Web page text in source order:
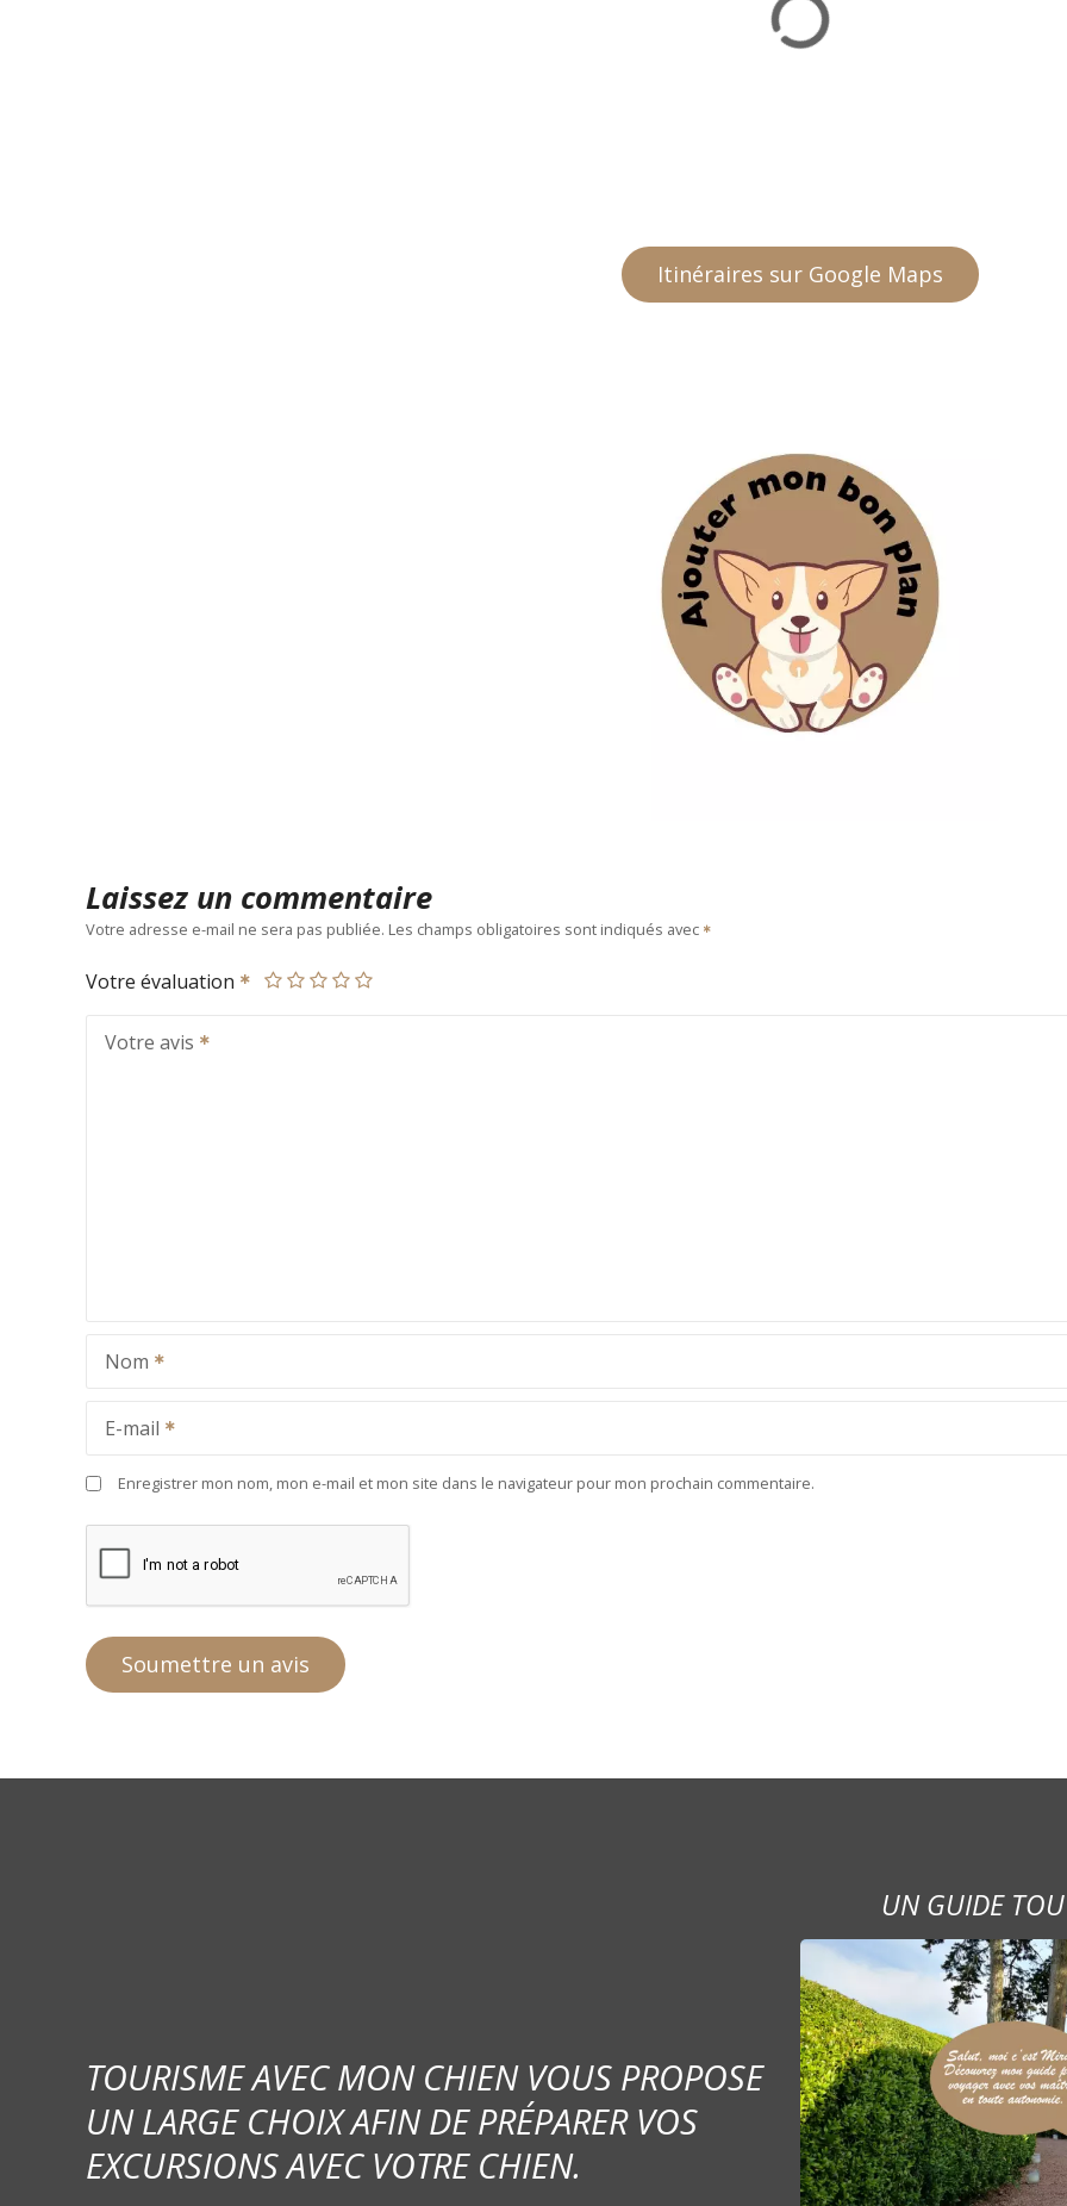
Itinéraires sur Google Maps
Laissez un commentaire
Votre adresse e-mail ne sera pas publiée. Les champs obligatoires sont indiqués avec
Votre évaluation
Votre avis
Nom
E-mail
Enregistrer mon nom, mon e-mail et mon site dans le navigateur pour mon prochain commentaire.
TOURISME AVEC MON CHIEN VOUS PROPOSE
UN LARGE CHOIX AFIN DE PRÉPARER VOS
EXCURSIONS AVEC VOTRE CHIEN.
UN GUIDE